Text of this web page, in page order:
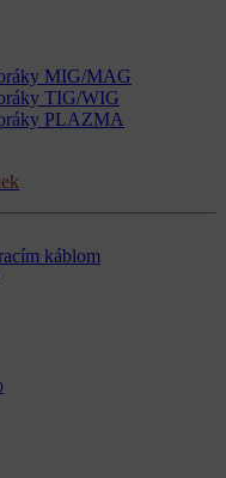
MIG/MAG
TIG/WIG
PLAZMA
káblom